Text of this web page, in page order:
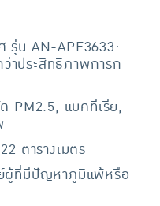
รุ่น AN-APF3633:
าประสิทธิภาพการก
PM2.5, แบคทีเรีย,
ตารางเมตร
ผู้ที่มีปัญหาภูมิแพ้หรือ